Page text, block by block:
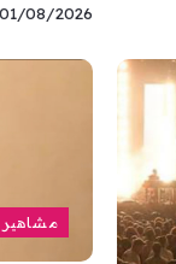
01/08/2026
مشاهير